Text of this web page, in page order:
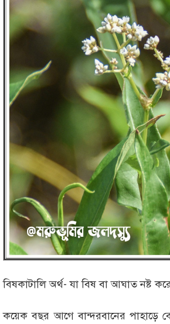
বিষকাটালি অর্থ- যা বিষ বা আঘাত নষ্ট
কয়েক বছর আগে বান্দরবানের পাহাড়ে